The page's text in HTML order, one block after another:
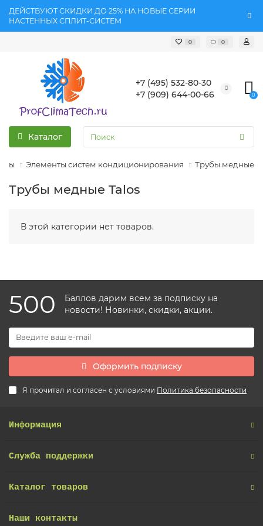
ДЕЙСТВУЮТ СКИДКИ ДО 25% НА НОВЫЕ СЕРИИ
НАСТЕННЫХ СПЛИТ-СИСТЕМ
0 0
+7 (495) 532-80-30
+7 (909) 644-00-66
0
Каталог
Элементы систем кондиционирования Трубы медные
Трубы медные Talos
В этой категории нет товаров.
500
Баллов дарим всем за подписку на
новости! Новинки, скидки, акции.
Оформить подписку
Я прочитал и согласен с условиями Политика безопасности
Информация
Служба поддержки
Каталог товаров
Наши контакты